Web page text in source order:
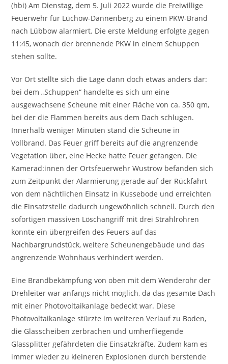
(hbi) Am Dienstag, dem 5. Juli 2022 wurde die Freiwillige
Feuerwehr für Lüchow-Dannenberg zu einem PKW-Brand
nach Lübbow alarmiert. Die erste Meldung erfolgte gegen
11:45, wonach der brennende PKW in einem Schuppen
stehen sollte.
Vor Ort stellte sich die Lage dann doch etwas anders dar:
bei dem „Schuppen“ handelte es sich um eine
ausgewachsene Scheune mit einer Fläche von ca. 350 qm,
bei der die Flammen bereits aus dem Dach schlugen.
Innerhalb weniger Minuten stand die Scheune in
Vollbrand. Das Feuer griff bereits auf die angrenzende
Vegetation über, eine Hecke hatte Feuer gefangen. Die
Kamerad:innen der Ortsfeuerwehr Wustrow befanden sich
zum Zeitpunkt der Alarmierung gerade auf der Rückfahrt
von dem nächtlichen Einsatz in Kussebode und erreichten
die Einsatzstelle dadurch ungewöhnlich schnell. Durch den
sofortigen massiven Löschangriff mit drei Strahlrohren
konnte ein übergreifen des Feuers auf das
Nachbargrundstück, weitere Scheunengebäude und das
angrenzende Wohnhaus verhindert werden.
Eine Brandbekämpfung von oben mit dem Wenderohr der
Drehleiter war anfangs nicht möglich, da das gesamte Dach
mit einer Photovoltaikanlage bedeckt war. Diese
Photovoltaikanlage stürzte im weiteren Verlauf zu Boden,
die Glasscheiben zerbrachen und umherfliegende
Glassplitter gefährdeten die Einsatzkräfte. Zudem kam es
immer wieder zu kleineren Explosionen durch berstende